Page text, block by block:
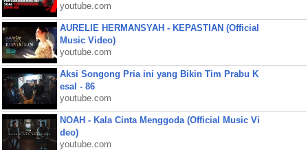
youtube.com
AURELIE HERMANSYAH - KEPASTIAN (Official
Music Video)
youtube.com
Aksi Songong Pria ini yang Bikin Tim Prabu K
esal - 86
youtube.com
NOAH - Kala Cinta Menggoda (Official Music Vi
deo)
youtube.com